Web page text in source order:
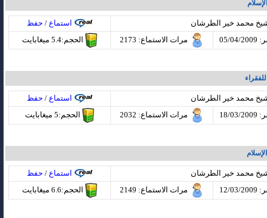
استماع / حفظ
محمد خير الطرشان
الحجم:5.4 ميغابايت
مرات الاستماع: 2173
استماع / حفظ
محمد خير الطرشان
الحجم:5 ميغابايت
مرات الاستماع: 2032
استماع / حفظ
محمد خير الطرشان
الحجم:6.6 ميغابايت
مرات الاستماع: 2149